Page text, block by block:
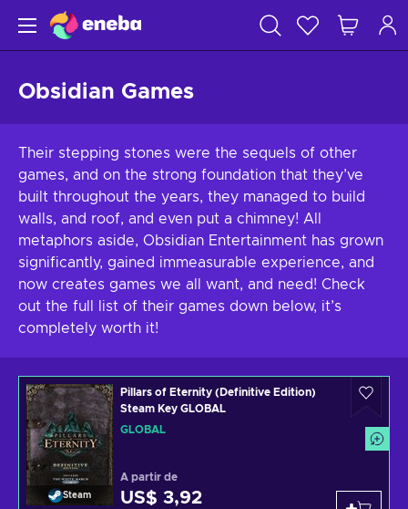
Obsidian Games
Their stepping stones were the sequels of other
games, and on the strong foundation that they’ve
built throughout the years, they managed to build
walls, and roof, and even put a chimney! All
metaphors aside, Obsidian Entertainment has grown
significantly, gained immeasurable experience, and
now creates games we all want, and need! Check
out the full list of their games down below, it’s
completely worth it!
Steam
Pillars of Eternity (Definitive Edition)
Steam Key GLOBAL
GLOBAL
A partir de
US$ 3,92